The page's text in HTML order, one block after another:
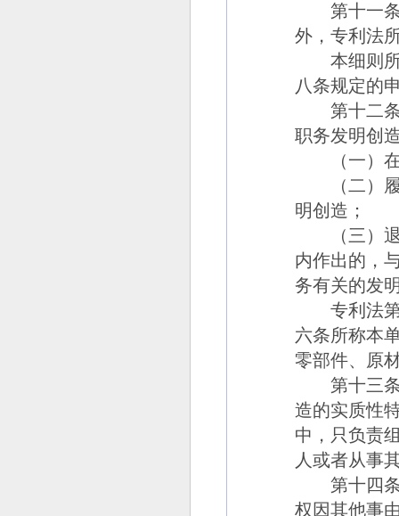
第十一
外，专利法
本细则所
八条规定的
第十二
职务发明创
（一）在
（二）履
明创造；
（三）退
内作出的，
务有关的发
专利法第
六条所称本
零部件、原
第十三
造的实质性
中，只负责
人或者从事
第十四
权因其他事